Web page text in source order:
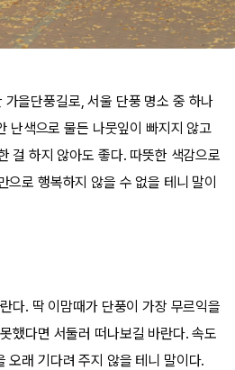
을단풍길로, 서울 단풍 명소 중 하나
색으로 물든 나뭇잎이 빠지지 않고
걸 하지 않아도 좋다. 따뜻한 색감으로
으로 행복하지 않을 수 없을 테니 말이
다. 딱 이맘때가 단풍이 가장 무르익을
했다면 서둘러 떠나보길 바란다. 속도
오래 기다려 주지 않을 테니 말이다.